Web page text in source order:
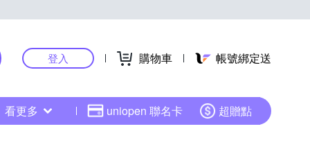
登入 購物車 帳號綁定送
看更多 uniopen 聯名卡 超贈點